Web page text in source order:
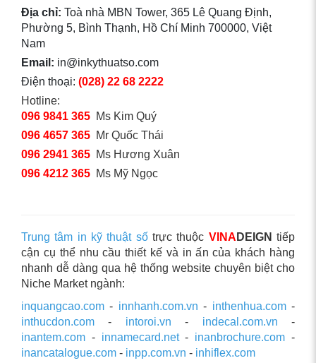
Địa chỉ: Toà nhà MBN Tower, 365 Lê Quang Định,
Phường 5, Bình Thạnh, Hồ Chí Minh 700000, Việt
Nam
Email: in@inkythuatso.com
Điện thoại: (028) 22 68 2222
Hotline:
096 9841 365 Ms Kim Quý
096 4657 365 Mr Quốc Thái
096 2941 365 Ms Hương Xuân
096 4212 365 Ms Mỹ Ngọc
Trung tâm in kỹ thuật sốtrực thuộc VINA DEIGN tiếp
cận cụ thể nhu cầu thiết kế và in ấn của khách hàng
nhanh dễ dàng qua hệ thống website chuyên biệt cho
Niche Market ngành:
inquangcao.com - innhanh.com.vn - inthenhua.com-
inthucdon.com - intoroi.vn - indecal.com.vn -
inantem.com - innamecard.net- inanbrochure.com -
inancatalogue.com - inpp.com.vn - inhiflex.com